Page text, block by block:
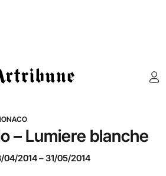
– Lumiere blanche
04/2014–31/05/2014